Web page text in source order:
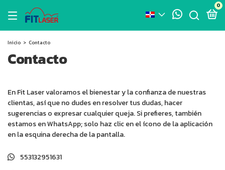
0
Inicio > Contacto
Contacto
En Fit Laser valoramos el bienestar y la confianza de nuestras
clientas, así que no dudes en resolver tus dudas, hacer
sugerencias o expresar cualquier queja. Si prefieres, también
estamos en WhatsApp; solo haz clic en el ícono de la aplicación
en la esquina derecha de la pantalla.
553132951631